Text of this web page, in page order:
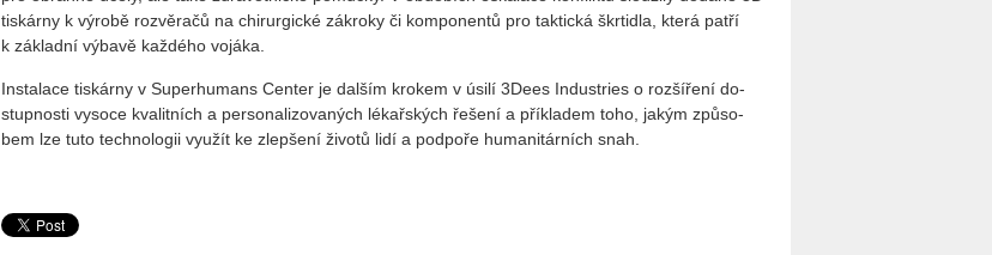
tis­kár­ny k vý­ro­bě roz­vě­ra­čů na chi­rur­gic­ké zá­kro­ky či kom­po­nen­tů pro tak­tic­ká škr­ti­dla, která patří
k zá­klad­ní vý­ba­vě kaž­dé­ho vo­já­ka.
In­sta­la­ce tis­kár­ny v Su­per­hu­mans Cen­ter je dal­ším kro­kem v úsilí 3Dees In­du­stries o roz­ší­ře­ní do­
stup­nos­ti vy­so­ce kva­lit­ních a per­so­na­li­zo­va­ných lé­kař­ských ře­še­ní a pří­kla­dem toho, jakým způ­so­
bem lze tuto tech­no­lo­gii vy­u­žít ke zlep­še­ní ži­vo­tů lidí a pod­po­ře hu­ma­ni­tár­ních snah.